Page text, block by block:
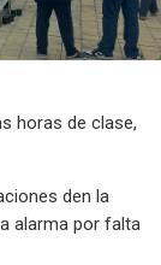
horas de clase,
den la
alarma por falta